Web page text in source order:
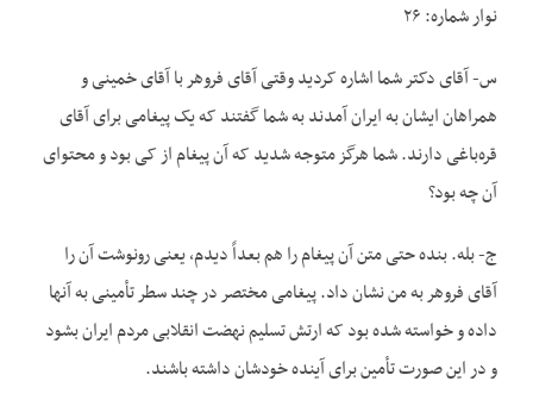
نوار شماره: ۲۶
س- آقای دکتر شما اشاره کردید وقتی آقای فروهر با آقای خمینی و
همراهان ایشان به ایران آمدند به شما گفتند که یک پیغامی برای آقای
قره‌‌باغی دارند. شما هرگز متوجه شدید که آن پیغام از کی بود و محتوای
آن چه بود؟
ج- بله. بنده حتی متن آن پیغام را هم بعداً دیدم، یعنی رونوشت آن را
آقای فروهر به من نشان داد. پیغامی مختصر در چند سطر تأمینی به آنها
داده و خواسته شده بود که ارتش تسلیم نهضت انقلابی مردم ایران بشود
و در این صورت تأمین برای آینده خودشان داشته باشند.